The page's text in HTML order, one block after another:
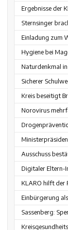
Ergebnisse der
Sternsinger
Einladung zum
Hygiene bei
Naturdenkmal
Sicherer
Kreis beseitigt
Norovirus
Ausschuss
Digitaler Eltern-
KLARO hilft der
Einbürgerung
Sassenberg: